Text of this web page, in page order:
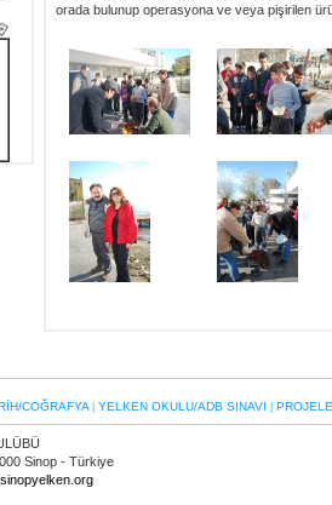
orada bulunup operasyona ve veya pişirilen
COĞRAFYA YELKEN OKULU/ADB SINAVI
Sinop - Türkiye